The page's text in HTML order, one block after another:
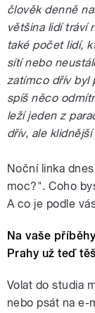
člověk denně
většina lidí tráví
také počet lidí,
sítí nebo
zatímco dřív byl
spíš něco
leží jeden z
dřív, ale
Noční linka
moc?". Coho
A co je podle
Na vaše
Prahy už teď
Volat do studia
nebo psát na e-